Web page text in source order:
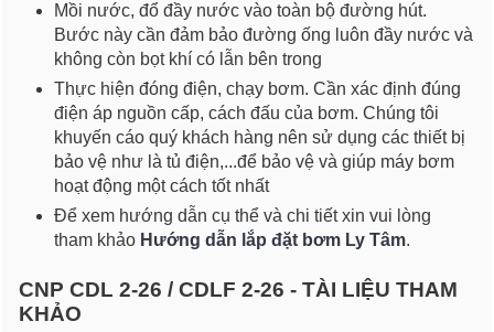
Mồi nước, đổ đầy nước vào toàn bộ đường hút.
Bước này cần đảm bảo đường ống luôn đầy nước và
không còn bọt khí có lẫn bên trong
Thực hiện đóng điện, chạy bơm. Cần xác định đúng
điện áp nguồn cấp, cách đấu của bơm. Chúng tôi
khuyến cáo quý khách hàng nên sử dụng các thiết bị
bảo vệ như là tủ điện,...để bảo vệ và giúp máy bơm
hoạt động một cách tốt nhất
Để xem hướng dẫn cụ thể và chi tiết xin vui lòng
tham khảo Hướng dẫn lắp đặt bơm Ly Tâm.
CNP CDL 2-26 / CDLF 2-26 - TÀI LIỆU THAM
KHẢO